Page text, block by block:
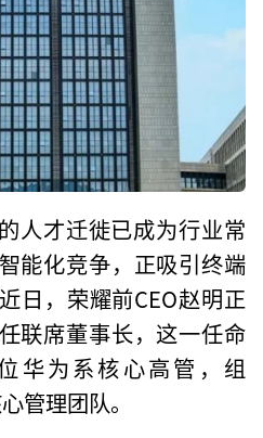
人才迁徙已成为行业常
能化竞争，正吸引终端
日，荣耀前CEO赵明正
联席董事长，这一任命
华为系核心高管，组
管理团队。